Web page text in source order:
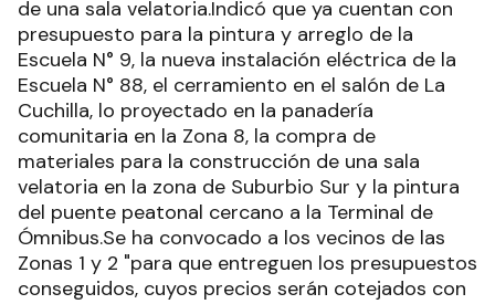
de una sala velatoria.Indicó que ya cuentan con
presupuesto para la pintura y arreglo de la
Escuela N° 9, la nueva instalación eléctrica de la
Escuela N° 88, el cerramiento en el salón de La
Cuchilla, lo proyectado en la panadería
comunitaria en la Zona 8, la compra de
materiales para la construcción de una sala
velatoria en la zona de Suburbio Sur y la pintura
del puente peatonal cercano a la Terminal de
Ómnibus.Se ha convocado a los vecinos de las
Zonas 1 y 2 "para que entreguen los presupuestos
conseguidos, cuyos precios serán cotejados con